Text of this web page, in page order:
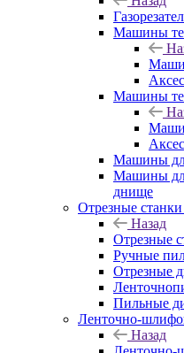
Машины
Машины
Машины
Машины
днище
Отрезные
Назад
Отрезные
Ручные
Отрезные
Пильные
Ленточно-
Назад